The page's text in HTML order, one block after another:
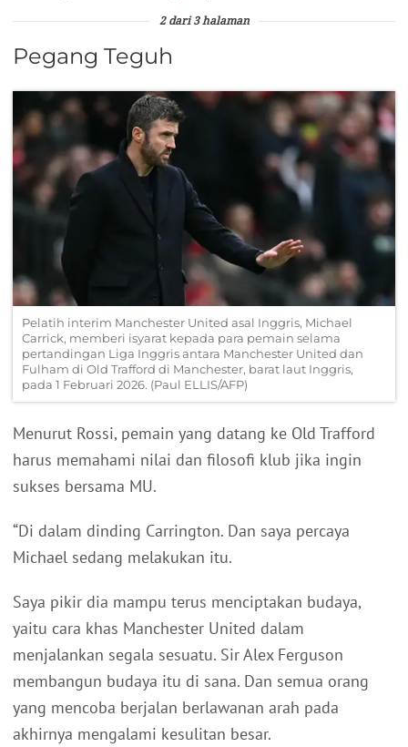
2 dari 3 halaman
Pegang Teguh
Pelatih interim Manchester United asal Inggris, Michael
Carrick, memberi isyarat kepada para pemain selama
pertandingan Liga Inggris antara Manchester United dan
Fulham di Old Trafford di Manchester, barat laut Inggris,
pada 1 Februari 2026. (Paul ELLIS/AFP)
Menurut Rossi, pemain yang datang ke Old Trafford
harus memahami nilai dan filosofi klub jika ingin
sukses bersama MU.
“Di dalam dinding Carrington. Dan saya percaya
Michael sedang melakukan itu.
Saya pikir dia mampu terus menciptakan budaya,
yaitu cara khas Manchester United dalam
menjalankan segala sesuatu. Sir Alex Ferguson
membangun budaya itu di sana. Dan semua orang
yang mencoba berjalan berlawanan arah pada
akhirnya mengalami kesulitan besar.